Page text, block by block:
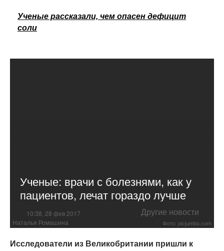
Ученые рассказали, чем опасен дефицит
соли
Ученые: врачи с болезнями, как у
пациентов, лечат гораздо лучше
10:38, 28 фев 2017 Другие новости
Наталья Ромашина Фото: picjumbo.com
Исследователи из Великобритании пришли к